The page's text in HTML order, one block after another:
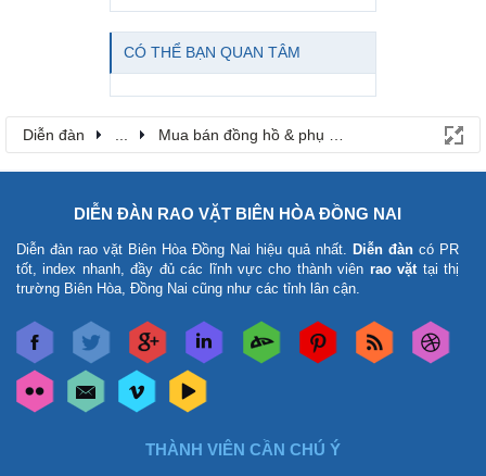
CÓ THỂ BẠN QUAN TÂM
Diễn đàn Mua bán đồng hồ & phụ kiện thời trang
DIỄN ĐÀN RAO VẶT BIÊN HÒA ĐỒNG NAI
Diễn đàn rao vặt Biên Hòa Đồng Nai hiệu quả nhất. Diễn đàn có PR
tốt, index nhanh, đầy đủ các lĩnh vực cho thành viên rao vặt tại thị
trường Biên Hòa, Đồng Nai cũng như các tỉnh lân cận.
THÀNH VIÊN CẦN CHÚ Ý